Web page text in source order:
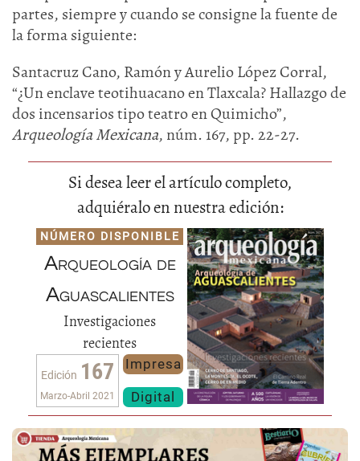
partes, siempre y cuando se consigne la fuente de
la forma siguiente:
Santacruz Cano, Ramón y Aurelio López Corral,
“¿Un enclave teotihuacano en Tlaxcala? Hallazgo de
dos incensarios tipo teatro en Quimicho”,
Arqueología Mexicana, núm. 167, pp. 22-27.
Si desea leer el artículo completo,
adquiéralo en nuestra edición:
NÚMERO DISPONIBLE
Arqueología de
Aguascalientes
Investigaciones
recientes
Edición 167
Marzo-Abril 2021
Impresa
Digital